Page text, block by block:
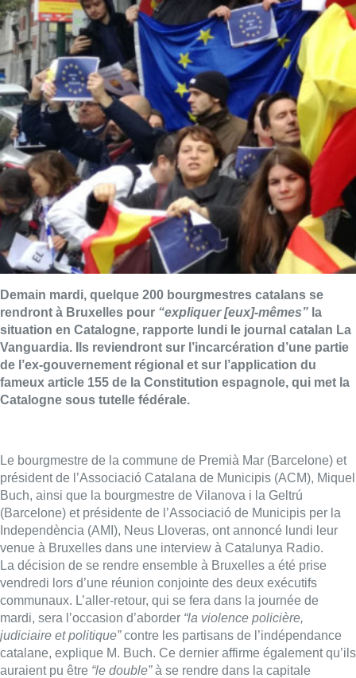
Demain mardi, quelque 200 bourgmestres catalans se
rendront à Bruxelles pour “expliquer [eux]-mêmes” la
situation en Catalogne, rapporte lundi le journal catalan La
Vanguardia. Ils reviendront sur l’incarcération d’une partie
de l’ex-gouvernement régional et sur l’application du
fameux article 155 de la Constitution espagnole, qui met la
Catalogne sous tutelle fédérale.
Le bourgmestre de la commune de Premià Mar (Barcelone) et
président de l’Associació Catalana de Municipis (ACM), Miquel
Buch, ainsi que la bourgmestre de Vilanova i la Geltrú
(Barcelone) et présidente de l’Associació de Municipis per la
Independència (AMI), Neus Lloveras, ont annoncé lundi leur
venue à Bruxelles dans une interview à Catalunya Radio.
La décision de se rendre ensemble à Bruxelles a été prise
vendredi lors d’une réunion conjointe des deux exécutifs
communaux. L’aller-retour, qui se fera dans la journée de
mardi, sera l’occasion d’aborder “la violence policière,
judiciaire et politique”contre les partisans de l’indépendance
catalane, explique M. Buch. Ce dernier affirme également qu’ils
auraient pu être “le double”à se rendre dans la capitale